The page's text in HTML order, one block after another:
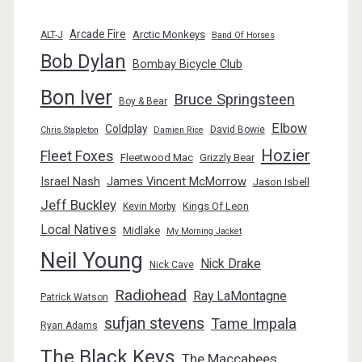
ALT-J Arcade Fire Arctic Monkeys Band Of Horses
Bob Dylan Bombay Bicycle Club
Bon Iver Boy & Bear Bruce Springsteen
Chris Stapleton Coldplay Damien Rice David Bowie Elbow
Fleet Foxes Fleetwood Mac Grizzly Bear Hozier
Israel Nash James Vincent McMorrow Jason Isbell
Jeff Buckley Kevin Morby Kings Of Leon
Local Natives Midlake My Morning Jacket
Neil Young Nick Cave Nick Drake
Patrick Watson Radiohead Ray LaMontagne
Ryan Adams sufjan stevens Tame Impala
The Black Keys The Maccabees